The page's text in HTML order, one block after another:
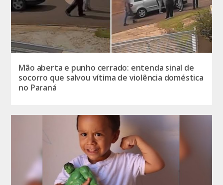
Mão aberta e punho cerrado: entenda sinal de
socorro que salvou vítima de violência doméstica
no Paraná